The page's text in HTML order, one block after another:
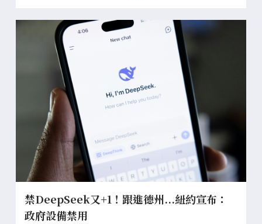
禁DeepSeek又+1！跟進德州...紐約宣布：
政府設備禁用